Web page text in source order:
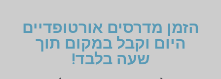
הזמן מדרסים אורטופדיים
היום וקבל במקום תוך
שעה בלבד!